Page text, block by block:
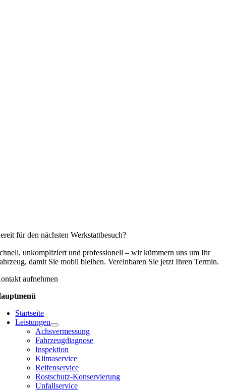
für den nächsten Werkstattbesuch?
unkompliziert und professionell – wir kümmern uns um Ihr
damit Sie mobil bleiben. Vereinbaren Sie jetzt Ihren Termin.
aufnehmen
Startseite
Leistungen
Achsvermessung
Fahrzeugdiagnose
Inspektion
Klimaservice
Reifenservice
Rostschutz-Konservierung
Unfallservice